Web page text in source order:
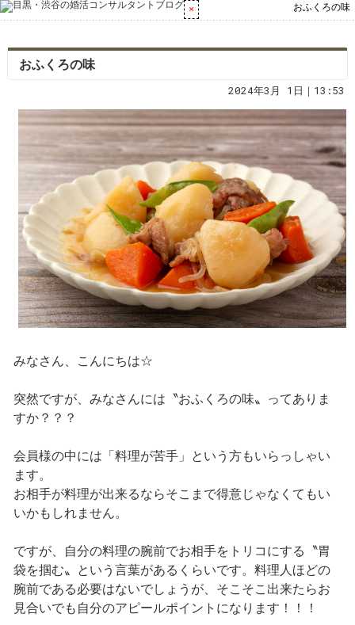
おふくろの味
おふくろの味
2024年3月 1日｜13:53
みなさん、こんにちは☆
突然ですが、みなさんには〝おふくろの味〟ってありま
すか？？？
会員様の中には「料理が苦手」という方もいらっしゃい
ます。
お相手が料理が出来るならそこまで得意じゃなくてもい
いかもしれません。
ですが、自分の料理の腕前でお相手をトリコにする〝胃
袋を掴む〟という言葉があるくらいです。料理人ほどの
腕前である必要はないでしょうが、そこそこ出来たらお
見合いでも自分のアピールポイントになります！！！